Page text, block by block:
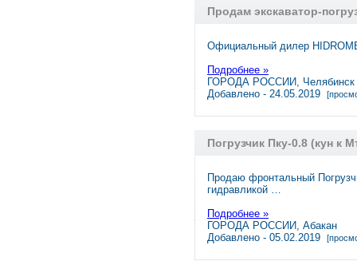
Продам экскаватор-
Официальный дилер
Подробнее »
ГОРОДА РОССИИ, Челябинск
Добавлено - 24.05.2019
Погрузчик Пку-0.8 (кун к
Продаю фронтальный
гидравликой …
Подробнее »
ГОРОДА РОССИИ, Абакан
Добавлено - 05.02.2019